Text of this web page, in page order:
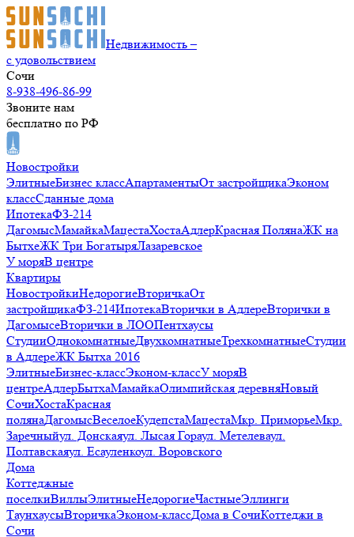
Недвижимость –
с удовольствием
Сочи
8-938-496-86-99
Звоните нам
бесплатно по РФ
Новостройки
ЭлитныеБизнес классАпартаментыОт застройщикаЭконом
классСданные дома
ИпотекаФЗ-214
ДагомысМамайкаМацестаХостаАдлерКрасная ПолянаЖК на
БытхеЖК Три БогатыряЛазаревское
У моряВ центре
Квартиры
НовостройкиНедорогиеВторичкаОт
застройщикаФЗ-214ИпотекаВторички в АдлереВторички в
ДагомысеВторички в ЛООПентхаусы
СтудииОднокомнатныеДвухкомнатныеТрехкомнатныеСтудии
в АдлереЖК Бытха 2016
ЭлитныеБизнес-классЭконом-классУ моряВ
центреАдлерБытхаМамайкаОлимпийская деревняНовый
СочиХостаКрасная
полянаДагомысВеселоеКудепстаМацестаМкр. ПриморьеМкр.
Заречныйул. Донскаяул. Лысая Гораул. Метелеваул.
Полтавскаяул. Есауленкоул. Воровского
Дома
Коттеджные
поселкиВиллыЭлитныеНедорогиеЧастныеЭллинги
ТаунхаусыВторичкаЭконом-классДома в СочиКоттеджи в
Сочи